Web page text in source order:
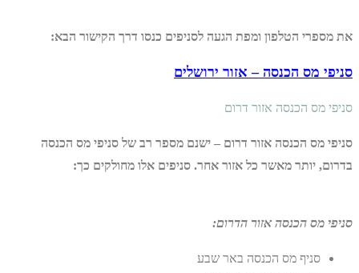
את מספרי הטלפון ומפת הגעה לסניפים כנסו דרך הקישור הבא:
סניפי מס הכנסה – אזור ירושלים
סניפי מס הכנסה אזור דרום
סניפי מס הכנסה אזור דרום – ישנם מספר רב של סניפי מס הכנסה
בדרום, יותר מאשר כל אזור אחר. סניפים אלו מחולקים כך:
סניפי מס הכנסה אזור הדרום:
סניף מס הכנסה באר שבע